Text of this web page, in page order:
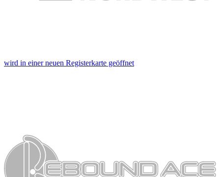
wird in einer neuen Registerkarte geöffnet